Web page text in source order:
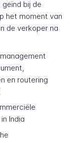
geïnd bij de
het moment van
de verkoper na
en routering
India